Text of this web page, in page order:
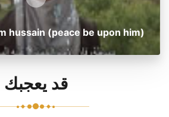
hussain (peace be upon him)
قد يعجبك